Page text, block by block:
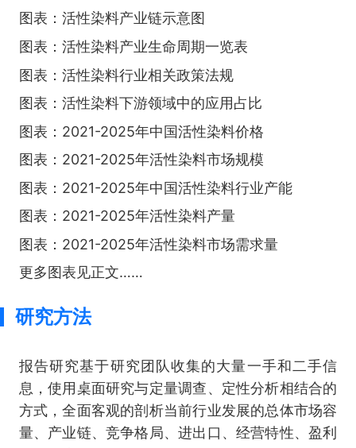
图表：活性染料产业链示意图
图表：活性染料产业生命周期一览表
图表：活性染料行业相关政策法规
图表：活性染料下游领域中的应用占比
图表：2021-2025年中国活性染料价格
图表：2021-2025年活性染料市场规模
图表：2021-2025年中国活性染料行业产能
图表：2021-2025年活性染料产量
图表：2021-2025年活性染料市场需求量
更多图表见正文……
研究方法
报告研究基于研究团队收集的大量一手和二手信
息，使用桌面研究与定量调查、定性分析相结合的
方式，全面客观的剖析当前行业发展的总体市场容
量、产业链、竞争格局、进出口、经营特性、盈利